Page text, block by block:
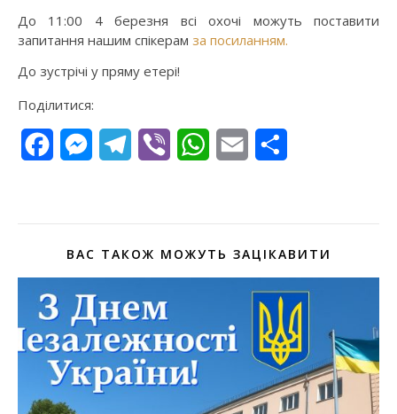
До 11:00 4 березня всі охочі можуть поставити
запитання нашим спікерам за посиланням.
До зустрічі у пряму етері!
Поділитися:
FacebookMessengerTelegram
Viber WhatsApp
Email
ВАС ТАКОЖ МОЖУТЬ ЗАЦІКАВИТИ